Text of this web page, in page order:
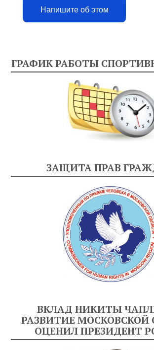
Напишите об этом
ГРАФИК РАБОТЫ
ЗАЩИТА ПРАВ
ВКЛАД НИКИТЫ
РАЗВИТИЕ МОСКОВСКОЙ
ОЦЕНИЛ ПРЕЗИДЕНТ